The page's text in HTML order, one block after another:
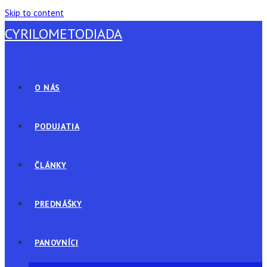
Skip to content
CYRILOMETODIADA
O NÁS
PODUJATIA
ČLÁNKY
PREDNÁŠKY
PANOVNÍCI